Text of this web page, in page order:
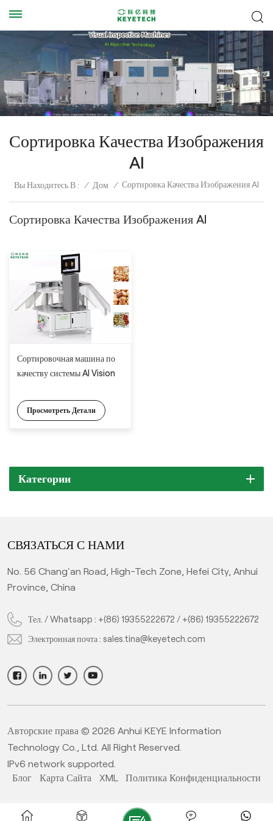
Сортировка Качества Изображения
AI
Вы Находитесь В : / Дом / Сортировка Качества Изображения AI
Сортировка Качества Изображения AI
Сортировочная машина по
качеству системы AI Vision
Просмотреть Детали
Категории
СВЯЗАТЬСЯ С НАМИ
No. 56 Chang'an Road, High-Tech Zone, Hefei City, Anhui
Province, China
Тел. / Whatsapp : +(86) 19355222672 / +(86) 19355222672
Электронная почта :sales.tina@keyetech.com
Авторские права © 2026 Anhui KEYE Information
Technology Co., Ltd. All Right Reserved.
IPv6 network supported.
Блог
Карта Сайта XML Политика Конфиденциальности